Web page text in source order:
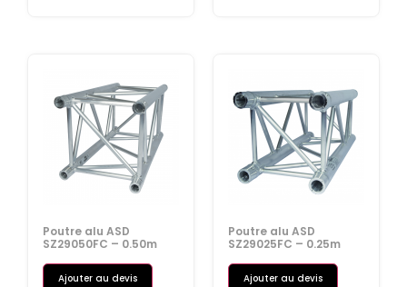
Poutre alu ASD
SZ29050FC – 0.50m
Ajouter au devis
Poutre alu ASD
SZ29025FC – 0.25m
Ajouter au devis